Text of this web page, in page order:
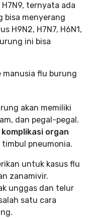
ternyata ada
bisa menyerang
H9N2, H7N7, H6N1,
ini bisa
akan memiliki
dan pegal-pegal.
komplikasi organ
timbul pneumonia.
untuk kasus flu
zanamivir.
unggas dan telur
satu cara